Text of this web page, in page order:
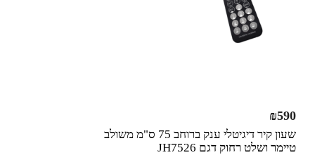
שעון קיר דיגיטלי ענק ברוחב 75 ס"מ משולב
טיימר ושלט רחוק דגם JH7526
₪590